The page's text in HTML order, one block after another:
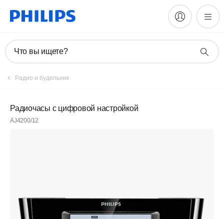
Что вы ищете?
Радио и будильник
Радиочасы с цифровой настройкой
AJ4200/12